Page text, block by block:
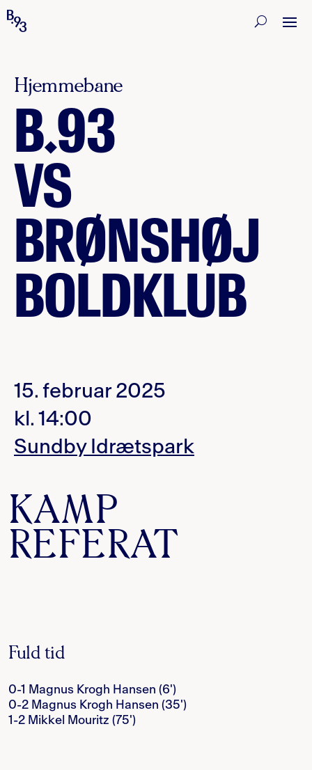
Hjemmebane
B.93
VS
BRØNSHØJ
BOLDKLUB
15. februar 2025
kl. 14:00
Sundby Idrætspark
KAMP
REFERAT
Fuld tid
0-1 Magnus Krogh Hansen (6')
0-2 Magnus Krogh Hansen (35')
1-2 Mikkel Mouritz (75')